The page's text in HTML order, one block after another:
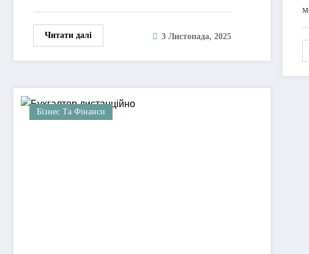
Читати далі 3 Листопада, 2025
Бізнес Та Фінанси